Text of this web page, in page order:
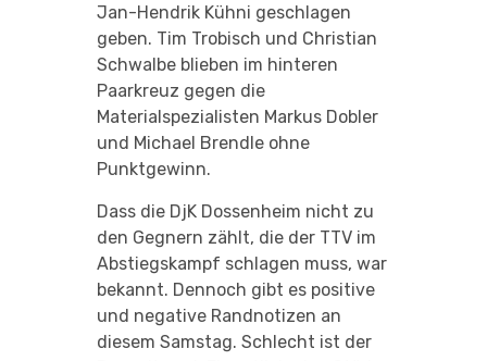
Jan-Hendrik Kühni geschlagen
geben. Tim Trobisch und Christian
Schwalbe blieben im hinteren
Paarkreuz gegen die
Materialspezialisten Markus Dobler
und Michael Brendle ohne
Punktgewinn.
Dass die DjK Dossenheim nicht zu
den Gegnern zählt, die der TTV im
Abstiegskampf schlagen muss, war
bekannt. Dennoch gibt es positive
und negative Randnotizen an
diesem Samstag. Schlecht ist der